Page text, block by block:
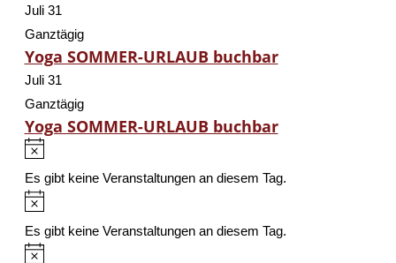
Juli 31
Ganztägig
Yoga SOMMER-URLAUB buchbar
Juli 31
Ganztägig
Yoga SOMMER-URLAUB buchbar
Hinweis
Es gibt keine Veranstaltungen an diesem Tag.
Hinweis
Es gibt keine Veranstaltungen an diesem Tag.
Hinweis